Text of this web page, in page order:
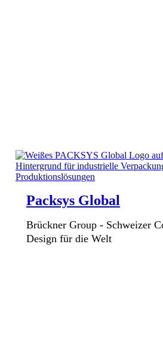
Packsys Global
Brückner Group - Schweizer
Design für die Welt